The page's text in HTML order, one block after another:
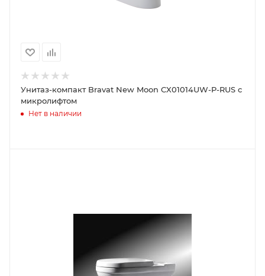
Унитаз-компакт Bravat New Moon CX01014UW-P-RUS с
микролифтом
Нет в наличии